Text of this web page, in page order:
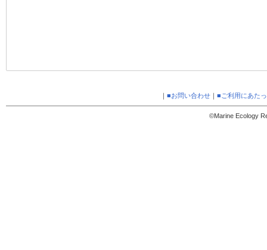
｜ ■お問い合わせ ｜ ■ご利用にあた
©Marine Ecology